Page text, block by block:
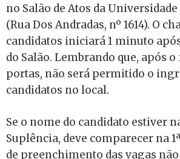
no Salão de Atos da
(Rua Dos Andradas, nº 1614). O
candidatos iniciará 1 minuto
do Salão. Lembrando que, após
portas, não será permitido o
candidatos no local.
Se o nome do candidato estiver
Suplência, deve comparecer na
de preenchimento das vagas não